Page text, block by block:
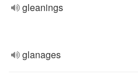
gleanings
glanages